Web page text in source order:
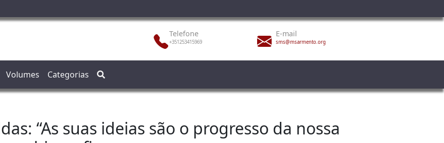
Telefone
+351253415969
E-mail
sms@msarmento.org
Volumes Categorias
“As suas ideias são o progresso da nossa